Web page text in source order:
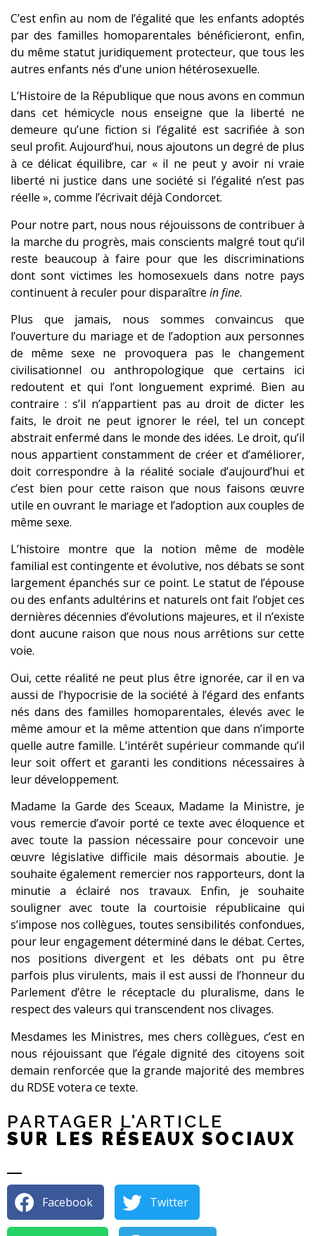
C’est enfin au nom de l’égalité que les enfants adoptés
par des familles homoparentales bénéficieront, enfin,
du même statut juridiquement protecteur, que tous les
autres enfants nés d’une union hétérosexuelle.
L’Histoire de la République que nous avons en commun
dans cet hémicycle nous enseigne que la liberté ne
demeure qu’une fiction si l’égalité est sacrifiée à son
seul profit. Aujourd’hui, nous ajoutons un degré de plus
à ce délicat équilibre, car « il ne peut y avoir ni vraie
liberté ni justice dans une société si l’égalité n’est pas
réelle », comme l’écrivait déjà Condorcet.
Pour notre part, nous nous réjouissons de contribuer à
la marche du progrès, mais conscients malgré tout qu’il
reste beaucoup à faire pour que les discriminations
dont sont victimes les homosexuels dans notre pays
continuent à reculer pour disparaître in fine.
Plus que jamais, nous sommes convaincus que
l’ouverture du mariage et de l’adoption aux personnes
de même sexe ne provoquera pas le changement
civilisationnel ou anthropologique que certains ici
redoutent et qui l’ont longuement exprimé. Bien au
contraire : s’il n’appartient pas au droit de dicter les
faits, le droit ne peut ignorer le réel, tel un concept
abstrait enfermé dans le monde des idées. Le droit, qu’il
nous appartient constamment de créer et d’améliorer,
doit correspondre à la réalité sociale d’aujourd’hui et
c’est bien pour cette raison que nous faisons œuvre
utile en ouvrant le mariage et l’adoption aux couples de
même sexe.
L’histoire montre que la notion même de modèle
familial est contingente et évolutive, nos débats se sont
largement épanchés sur ce point. Le statut de l’épouse
ou des enfants adultérins et naturels ont fait l’objet ces
dernières décennies d’évolutions majeures, et il n’existe
dont aucune raison que nous nous arrêtions sur cette
voie.
Oui, cette réalité ne peut plus être ignorée, car il en va
aussi de l’hypocrisie de la société à l’égard des enfants
nés dans des familles homoparentales, élevés avec le
même amour et la même attention que dans n’importe
quelle autre famille. L’intérêt supérieur commande qu’il
leur soit offert et garanti les conditions nécessaires à
leur développement.
Madame la Garde des Sceaux, Madame la Ministre, je
vous remercie d’avoir porté ce texte avec éloquence et
avec toute la passion nécessaire pour concevoir une
œuvre législative difficile mais désormais aboutie. Je
souhaite également remercier nos rapporteurs, dont la
minutie a éclairé nos travaux. Enfin, je souhaite
souligner avec toute la courtoisie républicaine qui
s’impose nos collègues, toutes sensibilités confondues,
pour leur engagement déterminé dans le débat. Certes,
nos positions divergent et les débats ont pu être
parfois plus virulents, mais il est aussi de l’honneur du
Parlement d’être le réceptacle du pluralisme, dans le
respect des valeurs qui transcendent nos clivages.
Mesdames les Ministres, mes chers collègues, c’est en
nous réjouissant que l’égale dignité des citoyens soit
demain renforcée que la grande majorité des membres
du RDSE votera ce texte.
PARTAGER L'ARTICLE
SUR LES RÉSEAUX SOCIAUX
Facebook Twitter